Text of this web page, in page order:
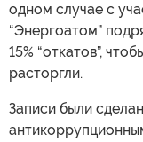
одном случае с
“Энергоатом”
15% “откатов”,
расторгли.
Записи были